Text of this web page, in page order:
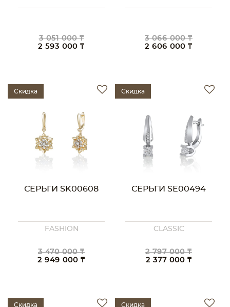
3 051 000 ₸
2 593 000 ₸
3 066 000 ₸
2 606 000 ₸
Скидка
СЕРЬГИ SK00608
FASHION
3 470 000 ₸
2 949 000 ₸
Скидка
СЕРЬГИ SE00494
CLASSIC
2 797 000 ₸
2 377 000 ₸
Скидка Скидка